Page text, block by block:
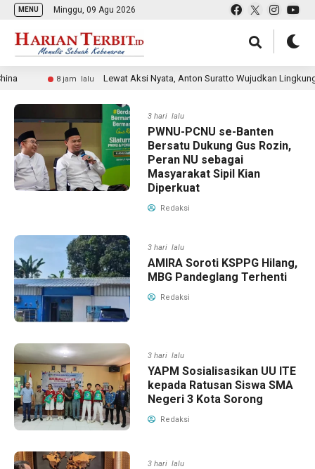
MENU Minggu, 09 Agu 2026
8 jam lalu Lewat Aksi Nyata, Anton Suratto Wujudkan
3 hari lalu
PWNU-PCNU se-Banten
Bersatu Dukung Gus Rozin,
Peran NU sebagai
Masyarakat Sipil Kian
Diperkuat
Redaksi
3 hari lalu
AMIRA Soroti KSPPG Hilang,
MBG Pandeglang Terhenti
Redaksi
3 hari lalu
YAPM Sosialisasikan UU ITE
kepada Ratusan Siswa SMA
Negeri 3 Kota Sorong
Redaksi
3 hari lalu